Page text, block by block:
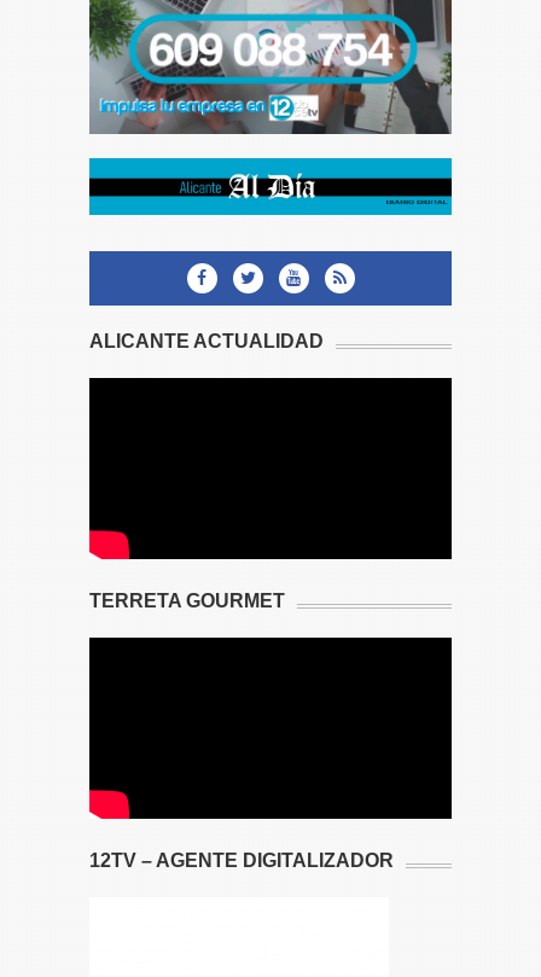
ALICANTE ACTUALIDAD
TERRETA GOURMET
12TV – AGENTE DIGITALIZADOR